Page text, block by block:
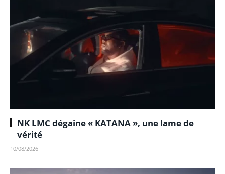
NK LMC dégaine « KATANA », une lame de
vérité
10/08/2026